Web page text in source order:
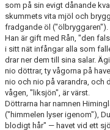
som på sin evigt dånande
skummets vita mjöl och
fradgande öl ("ölbryggaren").
Han är gift med Rån, "den
i sitt nät infångar alla som
drar ner dem till sina salar.
nio döttrar, ty vågorna på
nio och nio på varandra, och
vågen, "liksjön", är värst.
Döttrarna har namnen
("himmelen lyser igenom"),
blodigt hår" — havet vid ett